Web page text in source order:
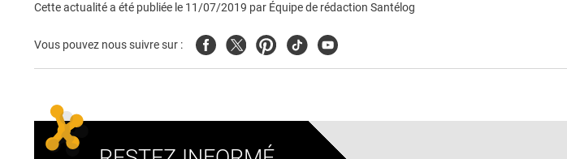
Cette actualité a été publiée le 11/07/2019 par Équipe de rédaction Santélog
Vous pouvez nous suivre sur : FacebookTwitterPinterest
TiktokYoutube